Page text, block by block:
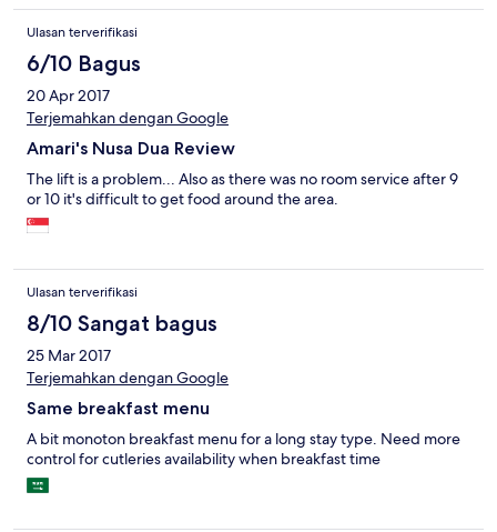
parties communes n'ont jamais dues voir une serpillière de leurs
vies. Enfin bref à éviter !!!
Ulasan terverifikasi
6/10 Bagus
20 Apr 2017
Terjemahkan dengan Google
Amari's Nusa Dua Review
The lift is a problem... Also as there was no room service after 9
or 10 it's difficult to get food around the area.
Ulasan terverifikasi
8/10 Sangat bagus
25 Mar 2017
Terjemahkan dengan Google
Same breakfast menu
A bit monoton breakfast menu for a long stay type. Need more
control for cutleries availability when breakfast time